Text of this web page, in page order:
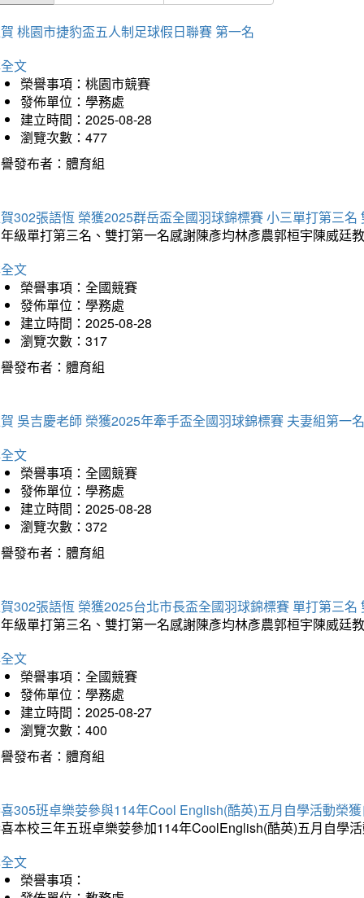
桃園市捷豹盃五人制足球假日聯賽 第一名
文
榮譽事項：桃園市競賽
發佈單位：學務處
建立時間：2025-08-28
瀏覽次數：477
發布者：體育組
302張語恆 榮獲2025群岳盃全國羽球錦標賽 小三單打第三名
級單打第三名、雙打第一名感謝陳彥均林彥農郭桓宇陳威廷
文
榮譽事項：全國競賽
發佈單位：學務處
建立時間：2025-08-28
瀏覽次數：317
發布者：體育組
吳吉慶老師 榮獲2025年牽手盃全國羽球錦標賽 夫妻組第一名
文
榮譽事項：全國競賽
發佈單位：學務處
建立時間：2025-08-28
瀏覽次數：372
發布者：體育組
302張語恆 榮獲2025台北市長盃全國羽球錦標賽 單打第三名
級單打第三名、雙打第一名感謝陳彥均林彥農郭桓宇陳威廷
文
榮譽事項：全國競賽
發佈單位：學務處
建立時間：2025-08-27
瀏覽次數：400
發布者：體育組
305班卓樂荌參與114年Cool English(酷英)五月自學活動榮
本校三年五班卓樂荌參加114年CoolEnglish(酷英)五月自學
文
榮譽事項：